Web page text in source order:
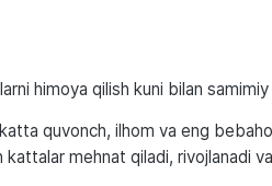
himoya qilish kuni bilan
quvonch, ilhom va eng
kattalar mehnat qiladi, rivojlanadi